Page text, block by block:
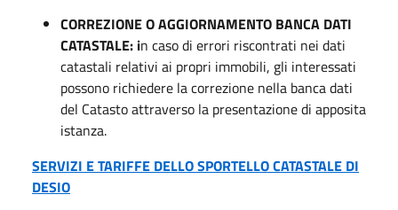
CORREZIONE O AGGIORNAMENTO BANCA DATI
CATASTALE: in caso di errori riscontrati nei dati
catastali relativi ai propri immobili, gli interessati
possono richiedere la correzione nella banca dati
del Catasto attraverso la presentazione di apposita
istanza.
SERVIZI E TARIFFE DELLO SPORTELLO CATASTALE DI
DESIO